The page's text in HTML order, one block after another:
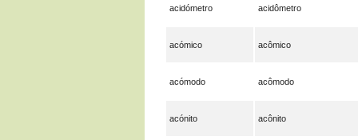
acidómetro acidômetro
acómico acômico
acómodo acômodo
acónito acônito